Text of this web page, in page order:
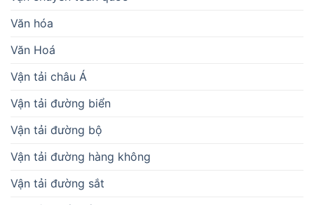
Văn hóa
Văn Hoá
Vận tải châu Á
Vận tải đường biển
Vận tải đường bộ
Vận tải đường hàng không
Vận tải đường sắt